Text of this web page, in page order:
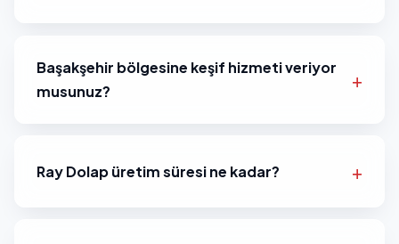
Başakşehir bölgesine keşif hizmeti veriyor
musunuz?
Ray Dolap üretim süresi ne kadar?